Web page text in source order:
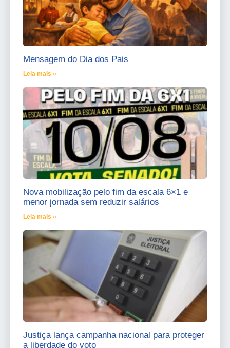
Mensagem do Dia dos Pais
Leia mais »
Nova mobilização pelo fim da escala 6×1 e
menor jornada sem reduzir salários
Leia mais »
Justiça lança campanha nacional para proteger
a liberdade do voto